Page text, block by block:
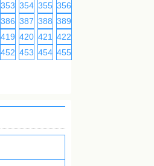
353 354 355 356
386 387 388 389
419 420 421 422
452 453 454 455